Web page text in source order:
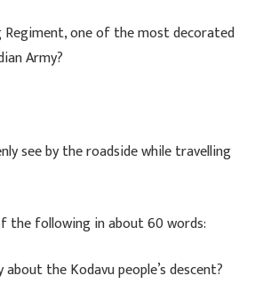
Regiment, one of the most decorated
Army?
see by the roadside while travelling
the following in about 60 words:
the Kodavu people’s descent?